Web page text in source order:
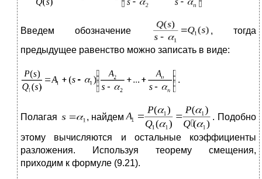
Введем обозначение
, тогда
предыдущее равенство можно записать в виде:
.
Полагая , найдем . Подобно
этому вычисляются и остальные коэффициенты
разложения. Используя теорему смещения,
приходим к формуле (9.21).